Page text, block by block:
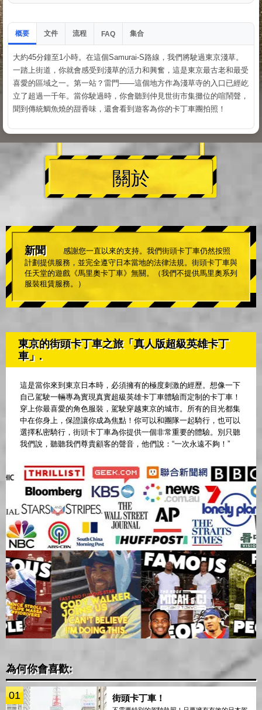
概要 文件 流程 FAQ 集合
大約45分鐘至1小時。在這個Samurai-S路線，我們將駛過東京淺草。
一踏上街道，你就會感受到淺草的活力和興奮，這是東京最古老和最受
喜愛的區域之一。第一站？雷門——這個地方作為淺草寺的入口已經屹
立了超過一千年。當你駛過時，你會聽到仲見世街市集攤位的喧鬧聲，
聞到傳統鯛魚燒的甜香味，還會看到遊客為你的卡丁車團拍照！
關於
新聞
感謝您一直以來的支持。我們街頭卡丁車仍然按照
計劃提供服務，並完全遵守日本當地的法律法規。街頭卡丁車與
任天堂的遊戲《馬里奧卡丁車》無關。（我們不提供馬里奧系列
服裝租賃服務。）
東京的街頭卡丁車之旅「真人版超級英雄卡丁
車」.
這是當你來到東京日本時，必須擁有的極度刺激的經歷。想像一下
自己駕駛一輛專為實現真實超級英雄卡丁車體驗而定制的卡丁車！
穿上你最喜愛的角色服裝，駕駛穿越東京的城市。所有的目光都集
中在你身上，保證讓你成為焦點！你可以和團隊一起騎行，也可以
選擇私密騎行，街頭卡丁車為你提供一個非常重要的體驗。別只聽
我們說，聽聽我們尊貴顧客的聲音，他們說：“一次永遠不夠！”
為何你會喜歡:
01 街頭卡丁車！